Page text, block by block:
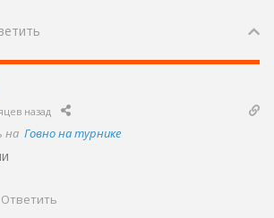
назад
на Говно на турнике
Ответить